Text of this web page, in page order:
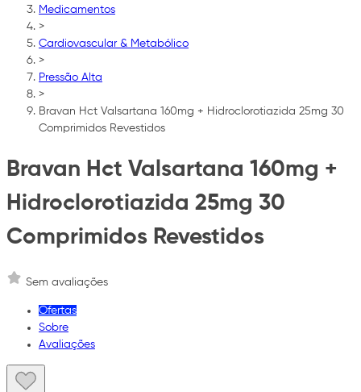
Medicamentos
>
Cardiovascular & Metabólico
>
Pressão Alta
>
Bravan Hct Valsartana 160mg + Hidroclorotiazida 25mg 30
Comprimidos Revestidos
Bravan Hct Valsartana 160mg +
Hidroclorotiazida 25mg 30
Comprimidos Revestidos
Sem avaliações
Ofertas
Sobre
Avaliações